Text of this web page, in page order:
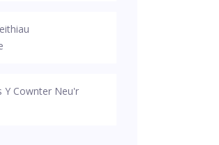
Y Cownter Neu'r